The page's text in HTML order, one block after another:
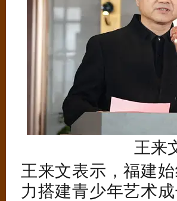
王来
王来文表示，福建
力搭建青少年艺术